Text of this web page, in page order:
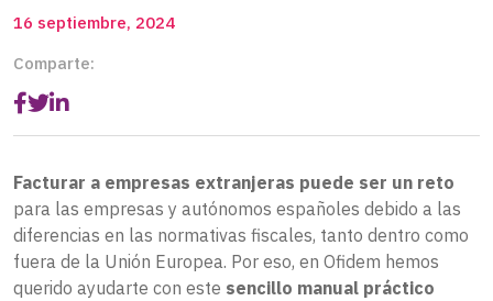
16 septiembre, 2024
Comparte:
Facturar a empresas extranjeras puede ser un reto
para las empresas y autónomos españoles debido a las
diferencias en las normativas fiscales, tanto dentro como
fuera de la Unión Europea. Por eso, en Ofidem hemos
querido ayudarte con este sencillo manual práctico